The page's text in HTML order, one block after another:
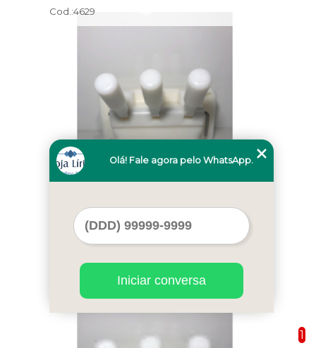
Cod.:4629
valor de frente extratora para italianinha
Jardim Elias
1
Olá! Fale agora pelo WhatsApp.
Iniciar conversa